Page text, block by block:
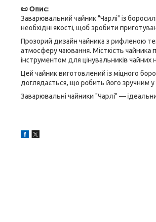
📜 Опис:
Заварювальний чайник "Чарлі" із
необхідні якості, щоб зробити
Прозорий дизайн чайника з рифленою
атмосферу чаювання. Місткість чайника
інструментом для цінувальників чайних
Цей чайник виготовлений із міцного
доглядається, що робить його зручним у
Заварювальні чайники "Чарлі" —